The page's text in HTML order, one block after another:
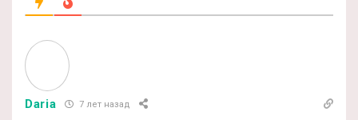
Daria 7 лет назад